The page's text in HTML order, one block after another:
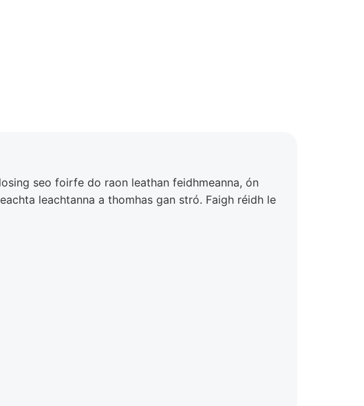
seo foirfe do raon leathan feidhmeanna, ón
leachtanna a thomhas gan stró. Faigh réidh le